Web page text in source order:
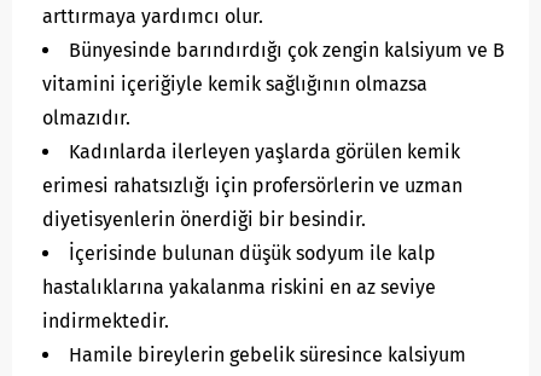
arttırmaya yardımcı olur.
Bünyesinde barındırdığı çok zengin kalsiyum ve B
vitamini içeriğiyle kemik sağlığının olmazsa
olmazıdır.
Kadınlarda ilerleyen yaşlarda görülen kemik
erimesi rahatsızlığı için profersörlerin ve uzman
diyetisyenlerin önerdiği bir besindir.
İçerisinde bulunan düşük sodyum ile kalp
hastalıklarına yakalanma riskini en az seviye
indirmektedir.
Hamile bireylerin gebelik süresince kalsiyum